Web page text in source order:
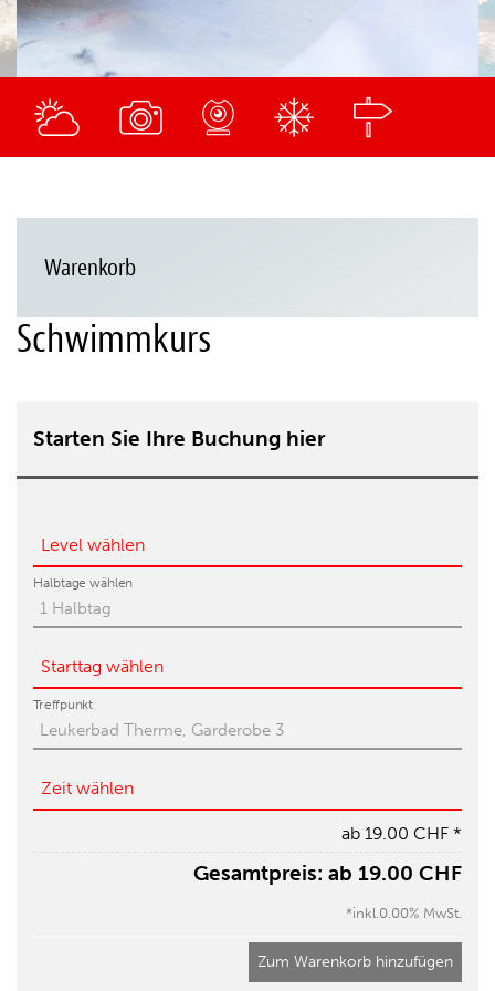
Warenkorb
Schwimmkurs
Starten Sie Ihre Buchung hier
Level wählen
Halbtage wählen
Starttag wählen
Treffpunkt
Zeit wählen
ab 19.00 CHF *
Gesamtpreis: ab 19.00 CHF
*inkl.0.00% MwSt.
Zum Warenkorb hinzufügen